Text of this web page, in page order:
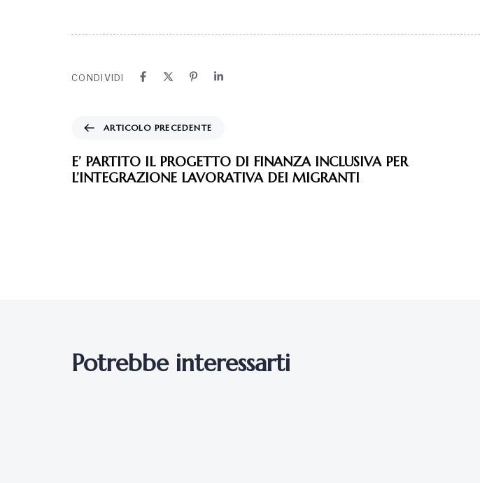
CONDIVIDI
ARTICOLO PRECEDENTE
E’ PARTITO IL PROGETTO DI FINANZA INCLUSIVA PER
L’INTEGRAZIONE LAVORATIVA DEI MIGRANTI
Potrebbe interessarti